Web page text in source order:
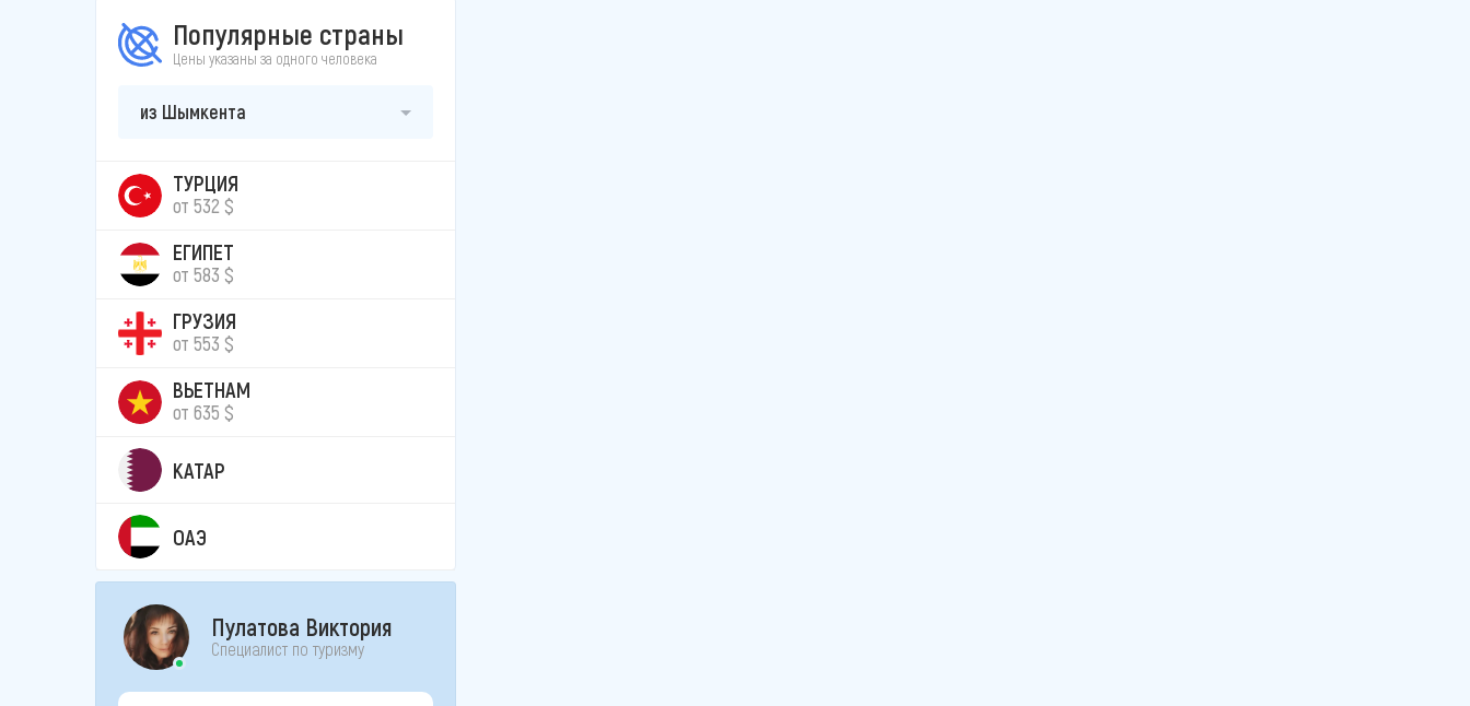
Популярные страны
Цены указаны за одного человека
из Шымкента
ТУРЦИЯ
от 532 $
ЕГИПЕТ
от 583 $
ГРУЗИЯ
от 553 $
ВЬЕТНАМ
от 635 $
КАТАР
ОАЭ
Пулатова Виктория
Специалист по туризму